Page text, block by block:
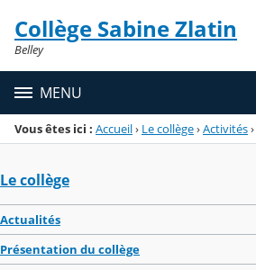
Menu de la rubrique
Contenu
Collège Sabine Zlatin
Belley
MENU
Vous êtes ici : Accueil› Le collège›Activités›
Le collège
Actualités
Présentation du collège